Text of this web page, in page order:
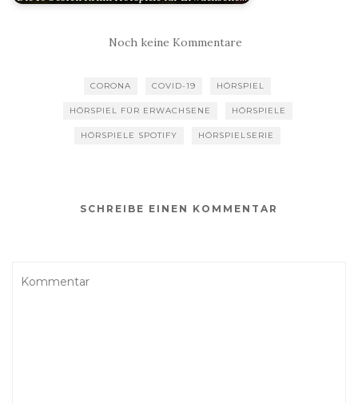
Noch keine Kommentare
CORONA COVID-19 HÖRSPIEL
HÖRSPIEL FÜR ERWACHSENE HÖRSPIELE
HÖRSPIELE SPOTIFY HÖRSPIELSERIE
SCHREIBE EINEN KOMMENTAR